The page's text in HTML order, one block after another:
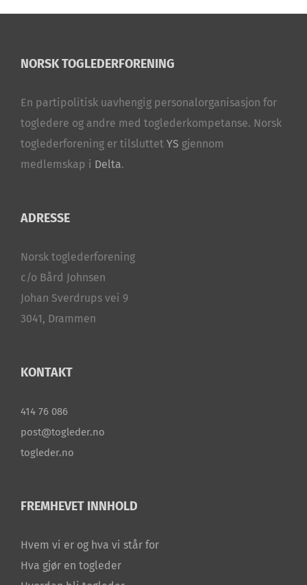
NORSK TOGLEDERFORENING
En partipolitisk uavhengig personalorganisasjon for
togledere og andre med toglederkompetanse. Norsk
toglederforening er tilsluttet YS gjennom
medlemskap i Delta.
ADRESSE
Norsk toglederforening
c/o Bård Johnsen
Johan Sverdrups vei 9
3041, Drammen
KONTAKT
414 76 086
post@togleder.no
togleder.no
FREMHEVET INNHOLD
Hvem vi er og hva vi står for
Hva gjør en togleder